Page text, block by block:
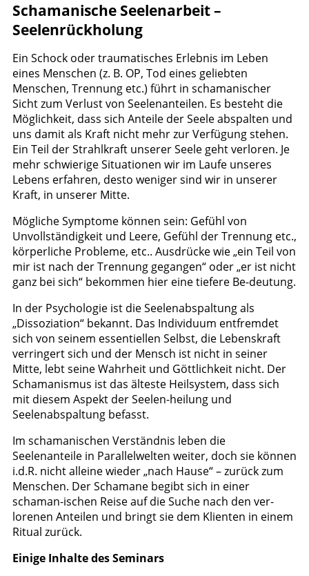
Schamanische Seelenarbeit –
Seelenrückholung
Ein Schock oder traumatisches Erlebnis im Leben
eines Menschen (z. B. OP, Tod eines geliebten
Menschen, Trennung etc.) führt in schamanischer
Sicht zum Verlust von Seelenanteilen. Es besteht die
Möglichkeit, dass sich Anteile der Seele abspalten und
uns damit als Kraft nicht mehr zur Verfügung stehen.
Ein Teil der Strahlkraft unserer Seele geht verloren. Je
mehr schwierige Situationen wir im Laufe unseres
Lebens erfahren, desto weniger sind wir in unserer
Kraft, in unserer Mitte.
Mögliche Symptome können sein: Gefühl von
Unvollständigkeit und Leere, Gefühl der Trennung etc.,
körperliche Probleme, etc.. Ausdrücke wie „ein Teil von
mir ist nach der Trennung gegangen“ oder „er ist nicht
ganz bei sich“ bekommen hier eine tiefere Be-deutung.
In der Psychologie ist die Seelenabspaltung als
„Dissoziation“ bekannt. Das Individuum entfremdet
sich von seinem essentiellen Selbst, die Lebenskraft
verringert sich und der Mensch ist nicht in seiner
Mitte, lebt seine Wahrheit und Göttlichkeit nicht. Der
Schamanismus ist das älteste Heilsystem, dass sich
mit diesem Aspekt der Seelen-heilung und
Seelenabspaltung befasst.
Im schamanischen Verständnis leben die
Seelenanteile in Parallelwelten weiter, doch sie können
i.d.R. nicht alleine wieder „nach Hause“ – zurück zum
Menschen. Der Schamane begibt sich in einer
schaman-ischen Reise auf die Suche nach den ver-
lorenen Anteilen und bringt sie dem Klienten in einem
Ritual zurück.
Einige Inhalte des Seminars